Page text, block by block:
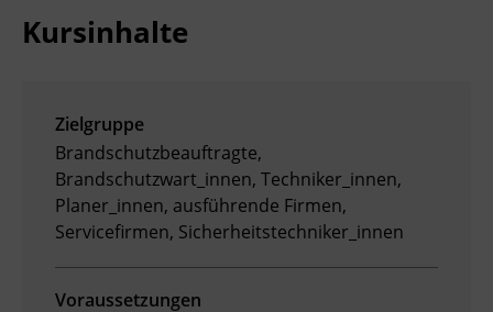
Kursinhalte
Zielgruppe
Brandschutzbeauftragte,
Brandschutzwart_innen, Techniker_innen,
Planer_innen, ausführende Firmen,
Servicefirmen, Sicherheitstechniker_innen
Voraussetzungen